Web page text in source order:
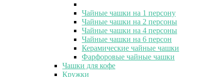
Чайные чашки на 1 персону
Чайные чашки на 2 персоны
Чайные чашки на 4 персоны
Чайные чашки на 6 персон
Керамические чайные чашки
Фарфоровые чайные чашки
Чашки для кофе
Кружки